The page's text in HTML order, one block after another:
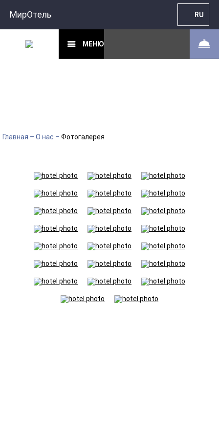
МирОтель RU
МЕНЮ
Главная – О нас – Фотогалерея